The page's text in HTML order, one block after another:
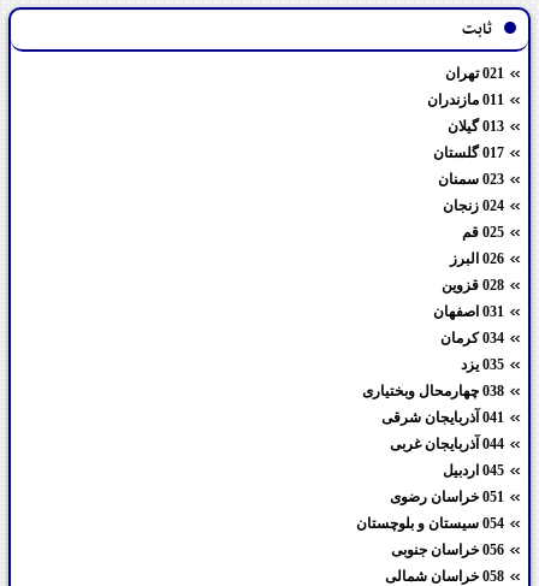
ثابت
021 تهران
011 مازندران
013 گیلان
017 گلستان
023 سمنان
024 زنجان
025 قم
026 البرز
028 قزوین
031 اصفهان
034 کرمان
035 یزد
038 چهارمحال وبختیاری
041 آذربایجان شرقی
044 آذربایجان غربی
045 اردبیل
051 خراسان رضوی
054 سیستان و بلوچستان
056 خراسان جنوبی
058 خراسان شمالی